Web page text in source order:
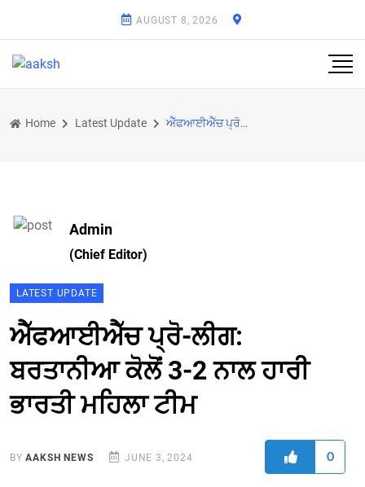
AUGUST 8, 2026
Home Latest Update ਐੱਫਆਈਐੱਚ ਪ੍ਰੋ-ਲੀਗ: ਬਰਤਾਨੀਆ ਕੋਲੋਂ 3-2 ਨਾਲ ਹਾਰੀ ਭਾਰਤੀ ਮਹਿਲਾ ਟੀਮ
Admin
(Chief Editor)
LATEST UPDATE
ਐੱਫਆਈਐੱਚ ਪ੍ਰੋ-ਲੀਗ:
ਬਰਤਾਨੀਆ ਕੋਲੋਂ 3-2 ਨਾਲ ਹਾਰੀ
ਭਾਰਤੀ ਮਹਿਲਾ ਟੀਮ
BYAAKSH NEWS JUNE 3, 2024 0